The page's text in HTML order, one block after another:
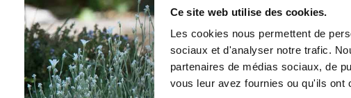
Ce site web utilise des cookies.
Les cookies nous permettent de
sociaux et d'analyser notre trafic.
partenaires de médias sociaux, de
vous leur avez fournies ou qu'ils